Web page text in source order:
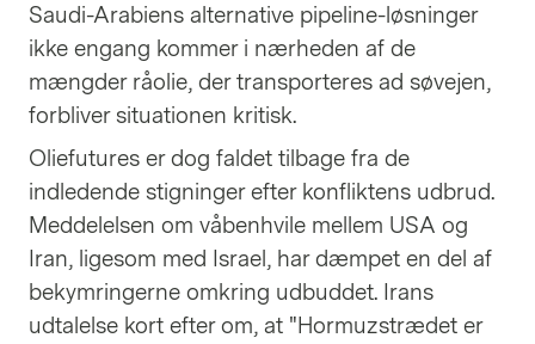
Saudi-Arabiens alternative pipeline-løsninger
ikke engang kommer i nærheden af de
mængder råolie, der transporteres ad søvejen,
forbliver situationen kritisk.
Oliefutures er dog faldet tilbage fra de
indledende stigninger efter konfliktens udbrud.
Meddelelsen om våbenhvile mellem USA og
Iran, ligesom med Israel, har dæmpet en del af
bekymringerne omkring udbuddet. Irans
udtalelse kort efter om, at "Hormuzstrædet er